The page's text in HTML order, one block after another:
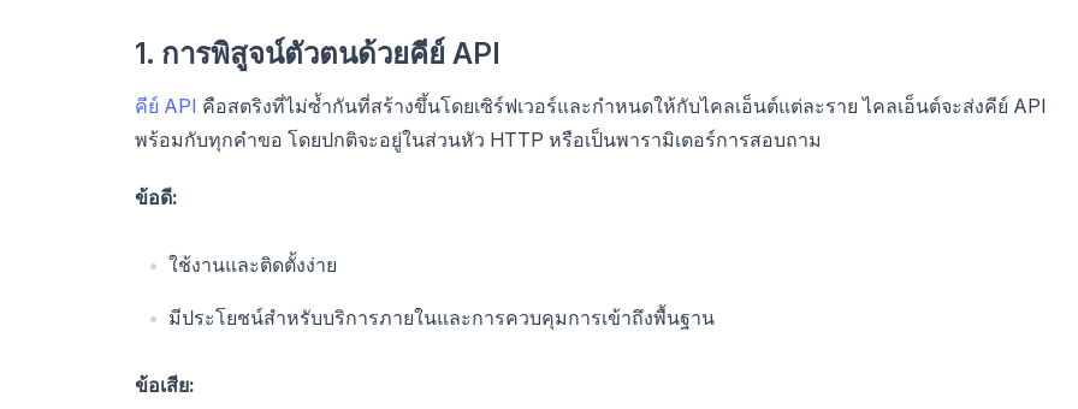
1. การพิสูจน์ตัวตนด้วยคีย์ API
คีย์ API คือสตริงที่ไม่ซ้ำกันที่สร้างขึ้นโดยเซิร์ฟเวอร์และกำหนดให้กับไคลเอ็นต์แต่ละราย ไคลเอ็นต์จะส่งคีย์ API
พร้อมกับทุกคำขอ โดยปกติจะอยู่ในส่วนหัว HTTP หรือเป็นพารามิเตอร์การสอบถาม
ข้อดี:
ใช้งานและติดตั้งง่าย
มีประโยชน์สำหรับบริการภายในและการควบคุมการเข้าถึงพื้นฐาน
ข้อเสีย: